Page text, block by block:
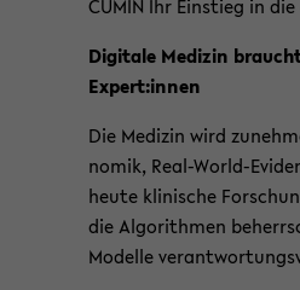
CUMIN Ihr Ein­stieg in
Di­gi­ta­le Me­di­zin
Expert:innen
Die Me­di­zin wird
no­mik, Real-​World-
heute kli­ni­sche
die Al­go­rith­men
Modelle